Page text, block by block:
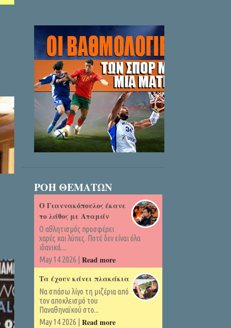
ΡΟΗ ΘΕΜΑΤΩΝ
Ο Γιαννακόπουλος έκανε
το λάθος με Αταμάν
Ο αθλητισμός προσφέρει
χαρές και λύπες. Ποτέ δεν είναι όλα
ιδανικά....
May 14 2026 | Read more
Τα έχουν κάνει πλακάκια
Να σπάσω λίγο τη μιζέρια από
τον αποκλεισμό του
Παναθηναϊκού στο...
May 14 2026 | Read more